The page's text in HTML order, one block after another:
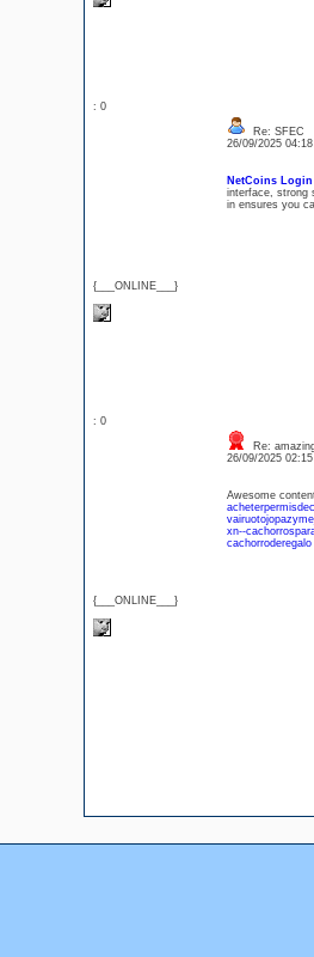
: 0
{___ONLINE___}
Re: SFEC
26/09/2025
NetCoins Login
interface, strong
in ensures you
: 0
{___ONLINE___}
Re:
26/09/2025
Awesome
xn--
cachorroderegalo